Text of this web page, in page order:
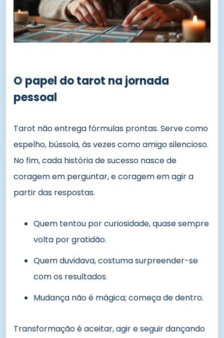
O papel do tarot na jornada
pessoal
Tarot não entrega fórmulas prontas. Serve como
espelho, bússola, às vezes como amigo silencioso.
No fim, cada história de sucesso nasce de
coragem em perguntar, e coragem em agir a
partir das respostas.
Quem tentou por curiosidade, quase sempre
volta por gratidão.
Quem duvidava, costuma surpreender-se
com os resultados.
Mudança não é mágica; começa de dentro.
Transformação é aceitar, agir e seguir dançando